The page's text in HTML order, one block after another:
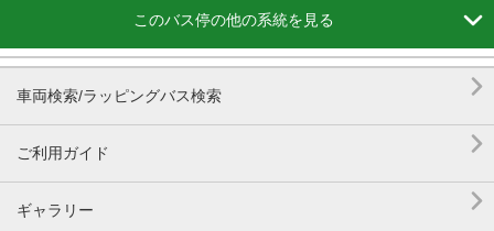
このバス停の他の系統を見る 
車両検索/ラッピングバス検索 
ご利用ガイド 
ギャラリー 